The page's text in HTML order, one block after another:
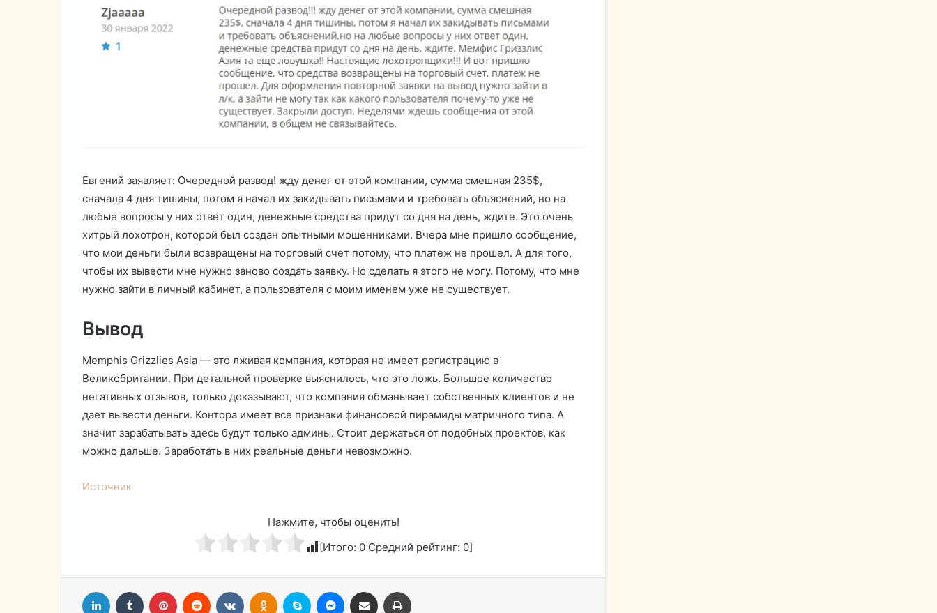
Евгений заявляет: Очередной развод! жду денег от этой компании, сумма смешная 235$,
сначала 4 дня тишины, потом я начал их закидывать письмами и требовать объяснений, но на
любые вопросы у них ответ один, денежные средства придут со дня на день, ждите. Это очень
хитрый лохотрон, которой был создан опытными мошенниками. Вчера мне пришло сообщение,
что мои деньги были возвращены на торговый счет потому, что платеж не прошел. А для того,
чтобы их вывести мне нужно заново создать заявку. Но сделать я этого не могу. Потому, что мне
нужно зайти в личный кабинет, а пользователя с моим именем уже не существует.
Вывод
Memphis Grizzlies Asia — это лживая компания, которая не имеет регистрацию в
Великобритании. При детальной проверке выяснилось, что это ложь. Большое количество
негативных отзывов, только доказывают, что компания обманывает собственных клиентов и не
дает вывести деньги. Контора имеет все признаки финансовой пирамиды матричного типа. А
значит зарабатывать здесь будут только админы. Стоит держаться от подобных проектов, как
можно дальше. Заработать в них реальные деньги невозможно.
Источник
Нажмите, чтобы оценить!
[Итого: 0 Средний рейтинг: 0]
LinkedIn Tumblr Pinterest Reddit ВконтактеОдноклассники
Skype MessengerПоделиться через электронную почту